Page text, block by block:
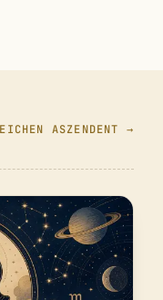
ASZENDENT →